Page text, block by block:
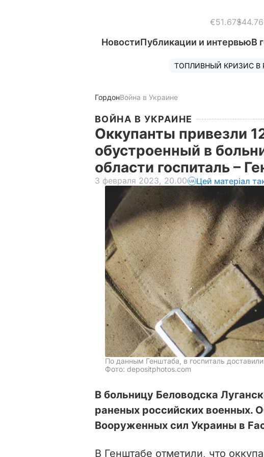
€51.67$44.76
НовостиПубликации и интервьюВ
ТОПЛИВНЫЙ КРИЗИС В
ГордонВойна в Украине
ВОЙНА В УКРАИНЕ
Оккупанты привезли
обустроенный в
области госпиталь –
3 февраля 2023, 20.00 Цей матеріал
По данным Генштаба, в госпиталь
Фото: depositphotos.com
В больницу Беловодска
раненых российских военных.
Вооруженных сил Украины в
В Генштабе отметили, что